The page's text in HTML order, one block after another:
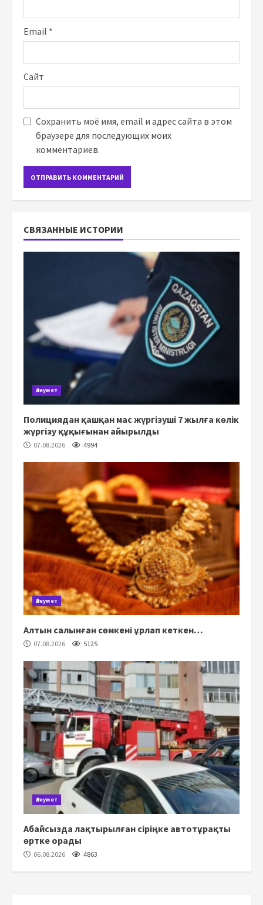
Email *
Сайт
Сохранить моё имя, email и адрес сайта в этом
браузере для последующих моих
комментариев.
СВЯЗАННЫЕ ИСТОРИИ
Әлеумет
Полициядан қашқан мас жүргізуші 7 жылға көлік
жүргізу құқығынан айырылды
07.08.2026 4994
Әлеумет
Алтын салынған сөмкені ұрлап кеткен…
07.08.2026 5125
Әлеумет
Абайсызда лақтырылған сіріңке автотұрақты
өртке орады
06.08.2026 4863